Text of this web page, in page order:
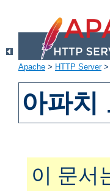
Apache > HTTP Server>
아파
이 문서